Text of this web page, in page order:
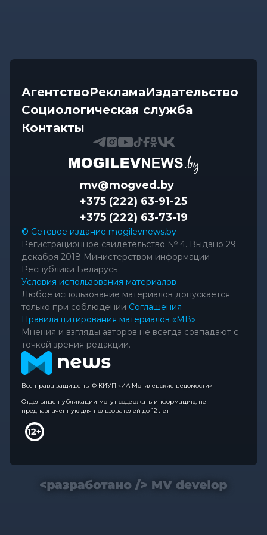
АгентствоРекламаИздательство
Социологическая служба
Контакты
mv@mogved.by
+375 (222) 63-91-25
+375 (222) 63-73-19
© Сетевое издание mogilevnews.by
Регистрационное свидетельство № 4. Выдано 29
декабря 2018 Министерством информации
Республики Беларусь
Условия использования материалов
Любое использование материалов допускается
только при соблюдении Соглашения
Правила цитирования материалов «МВ»
Мнения и взгляды авторов не всегда совпадают с
точкой зрения редакции.
Все права защищены © КИУП «ИА Могилевские ведомости»
Отдельные публикации могут содержать информацию, не
предназначенную для пользователей до 12 лет